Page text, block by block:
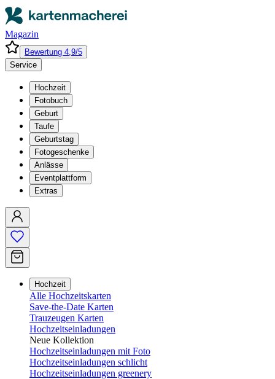
Magazin
Bewertung 4,9/5
Service
Hochzeit
Fotobuch
Geburt
Taufe
Geburtstag
Fotogeschenke
Anlässe
Eventplattform
Extras
Hochzeit
Alle Hochzeitskarten
Save-the-Date Karten
Trauzeugen Karten
Hochzeitseinladungen
Neue Kollektion
Hochzeitseinladungen mit Foto
Hochzeitseinladungen schlicht
Hochzeitseinladungen greenery